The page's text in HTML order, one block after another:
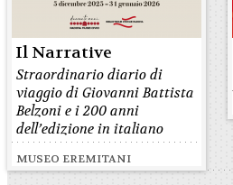
Il Narrative
Straordinario diario di
viaggio di Giovanni Battista
Belzoni e i 200 anni
dell’edizione in italiano
MUSEO EREMITANI